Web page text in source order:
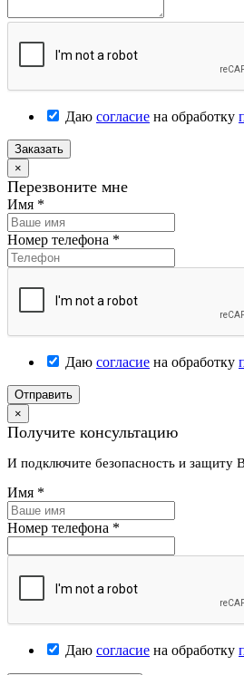
Даю согласие на обработку
Заказать
×
Перезвоните мне
Имя *
Номер телефона *
Даю согласие на обработку
Отправить
×
Получите консультацию
И подключите безопасность и защиту
Имя *
Номер телефона *
Даю согласие на обработку